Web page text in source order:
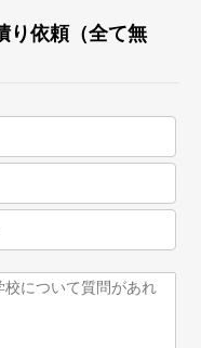
り依頼（全て無